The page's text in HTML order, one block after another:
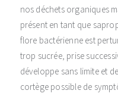
nos déchets organiques
présent en tant que
flore bactérienne est
trop sucrée, prise
développe sans limite et
cortège possible de